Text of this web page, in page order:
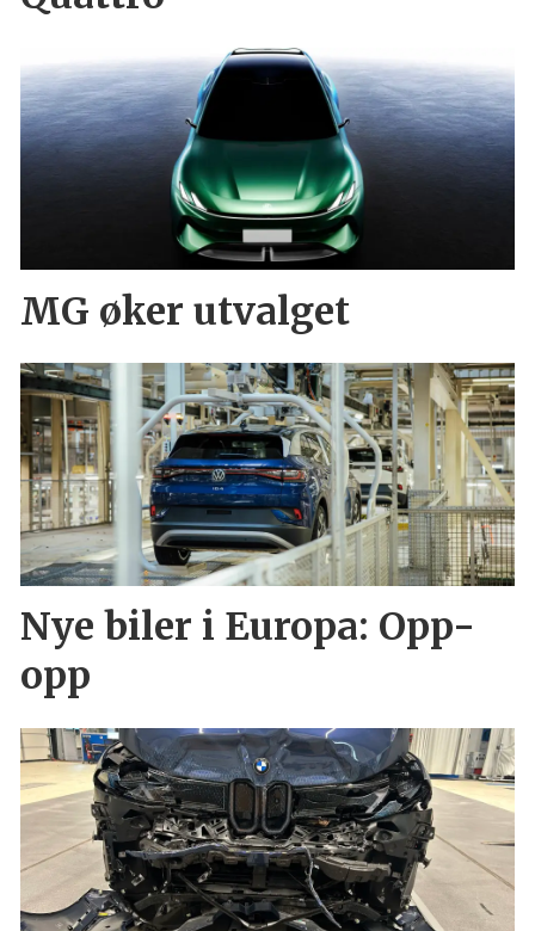
MG øker utvalget
Nye biler i Europa: Opp-
opp